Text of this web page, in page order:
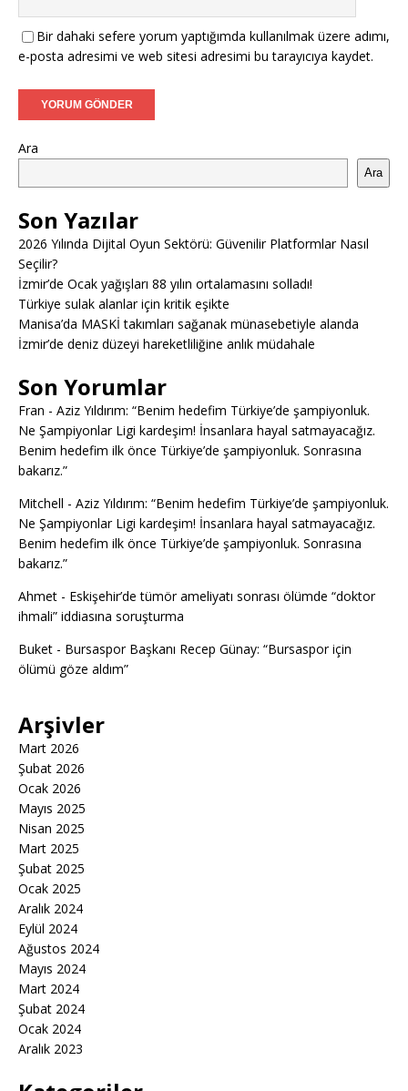
Bir dahaki sefere yorum yaptığımda kullanılmak üzere adımı,
e-posta adresimi ve web sitesi adresimi bu tarayıcıya kaydet.
Ara
Ara
Son Yazılar
2026 Yılında Dijital Oyun Sektörü: Güvenilir Platformlar Nasıl
Seçilir?
İzmir’de Ocak yağışları 88 yılın ortalamasını solladı!
Türkiye sulak alanlar için kritik eşikte
Manisa’da MASKİ takımları sağanak münasebetiyle alanda
İzmir’de deniz düzeyi hareketliliğine anlık müdahale
Son Yorumlar
Fran - Aziz Yıldırım: “Benim hedefim Türkiye’de şampiyonluk.
Ne Şampiyonlar Ligi kardeşim! İnsanlara hayal satmayacağız.
Benim hedefim ilk önce Türkiye’de şampiyonluk. Sonrasına
bakarız.”
Mitchell - Aziz Yıldırım: “Benim hedefim Türkiye’de şampiyonluk.
Ne Şampiyonlar Ligi kardeşim! İnsanlara hayal satmayacağız.
Benim hedefim ilk önce Türkiye’de şampiyonluk. Sonrasına
bakarız.”
Ahmet - Eskişehir’de tümör ameliyatı sonrası ölümde “doktor
ihmali” iddiasına soruşturma
Buket - Bursaspor Başkanı Recep Günay: “Bursaspor için
ölümü göze aldım”
Arşivler
Mart 2026
Şubat 2026
Ocak 2026
Mayıs 2025
Nisan 2025
Mart 2025
Şubat 2025
Ocak 2025
Aralık 2024
Eylül 2024
Ağustos 2024
Mayıs 2024
Mart 2024
Şubat 2024
Ocak 2024
Aralık 2023